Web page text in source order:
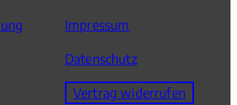
Impressum
Datenschutz
Vertrag widerrufen